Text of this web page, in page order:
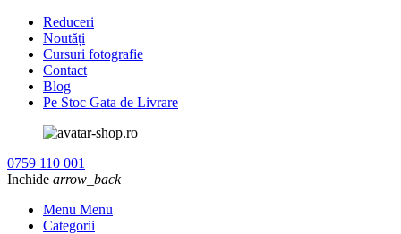
Reduceri
Noutăți
Cursuri fotografie
Contact
Blog
Pe Stoc Gata de Livrare
0759 110 001
Inchide arrow_back
Menu Menu
Categorii